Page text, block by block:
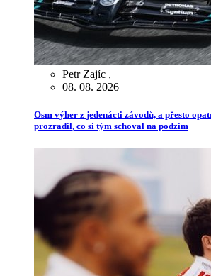
Petr Zajíc ,
08. 08. 2026
Osm výher z jedenácti závodů, a přesto
prozradil, co si tým schoval na podzim